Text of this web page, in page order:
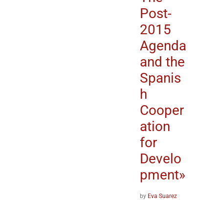
Post-
2015
Agenda
and the
Spanis
h
Cooper
ation
for
Develo
pment»
by Eva Suarez